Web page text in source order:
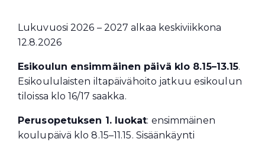
Lukuvuosi 2026 – 2027 alkaa keskiviikkona
12.8.2026
Esikoulun ensimmäinen päivä klo 8.15–13.15.
Esikoululaisten iltapäivähoito jatkuu esikoulun
tiloissa klo 16/17 saakka.
Perusopetuksen 1. luokat: ensimmäinen
koulupäivä klo 8.15–11.15. Sisäänkäynti